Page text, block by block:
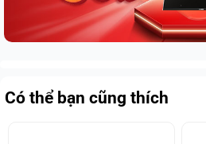
Có thể bạn cũng thích